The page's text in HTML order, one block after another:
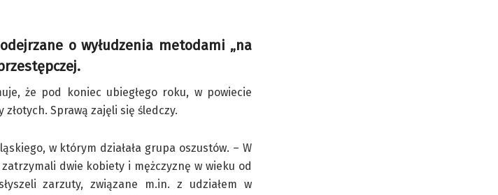
o wyłudzenia metodami „na
że pod koniec ubiegłego roku, w powiecie
Sprawą zajęli się śledczy.
w którym działała grupa oszustów. – W
dwie kobiety i mężczyznę w wieku od
zarzuty, związane m.in. z udziałem w